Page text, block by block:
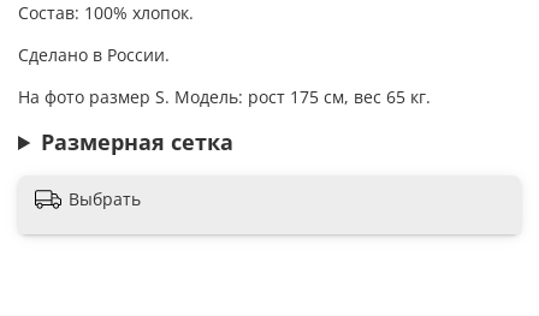
Состав: 100% хлопок.
Сделано в России.
На фото размер S. Модель: рост 175 см, вес 65 кг.
Размерная сетка
Выбрать